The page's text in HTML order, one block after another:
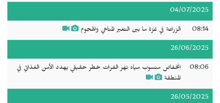
04/07/2025
08:14 الزراعة في غزة ما بين التغير المناخي والهجوم
26/06/2025
08:06
انخفاض منسوب مياه نهر الفرات خطر حقيقي يهدد الأمن الغذائي في
المنطقة
26/05/2025